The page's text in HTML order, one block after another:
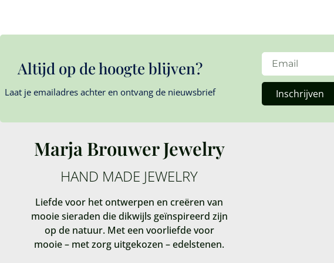
Altijd op de hoogte blijven?
Laat je emailadres achter en ontvang de nieuwsbrief Inschrijven
Marja Brouwer Jewelry
HAND MADE JEWELRY
Liefde voor het ontwerpen en creëren van
mooie sieraden die dikwijls geïnspireerd zijn
op de natuur. Met een voorliefde voor
mooie – met zorg uitgekozen – edelstenen.